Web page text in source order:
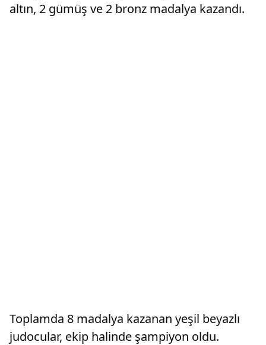
altın, 2 gümüş ve 2 bronz madalya kazandı.
Toplamda 8 madalya kazanan yeşil beyazlı
judocular, ekip halinde şampiyon oldu.